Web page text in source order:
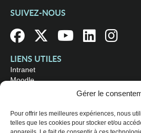
Gérer le
Pour offrir les meilleures expériences, nous
telles que les cookies pour stocker et/ou
SUIVEZ-NOUS
LIENS UTILES
Intranet
Moodle
OÙ NOUS TROUVER